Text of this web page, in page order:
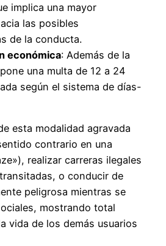
implica una mayor
las posibles
de la conducta.
económica: Además de la
una multa de 12 a 24
según el sistema de días-
esta modalidad agravada
contrario en una
realizar carreras ilegales
o conducir de
peligrosa mientras se
mostrando total
vida de los demás usuarios